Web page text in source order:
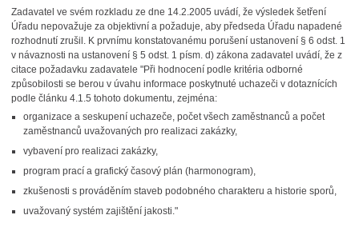
Zadavatel ve svém rozkladu ze dne 14.2.2005 uvádí, že výsledek šetření
Úřadu nepovažuje za objektivní a požaduje, aby předseda Úřadu napadené
rozhodnutí zrušil. K prvnímu konstatovanému porušení ustanovení § 6 odst. 1
v návaznosti na ustanovení § 5 odst. 1 písm. d) zákona zadavatel uvádí, že z
citace požadavku zadavatele "Při hodnocení podle kritéria odborné
způsobilosti se berou v úvahu informace poskytnuté uchazeči v dotaznících
podle článku 4.1.5 tohoto dokumentu, zejména:
organizace a seskupení uchazeče, počet všech zaměstnanců a počet
zaměstnanců uvažovaných pro realizaci zakázky,
vybavení pro realizaci zakázky,
program prací a grafický časový plán (harmonogram),
zkušenosti s prováděním staveb podobného charakteru a historie sporů,
uvažovaný systém zajištění jakosti."